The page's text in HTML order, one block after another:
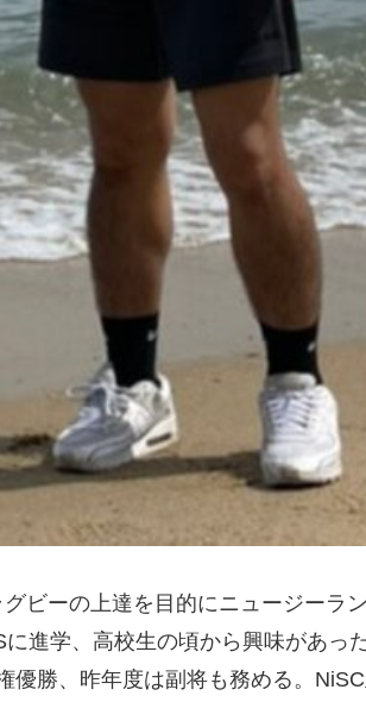
ビーの上達を目的にニュージーラ
進学、高校生の頃から興味があっ
勝、昨年度は副将も務める。NiSC